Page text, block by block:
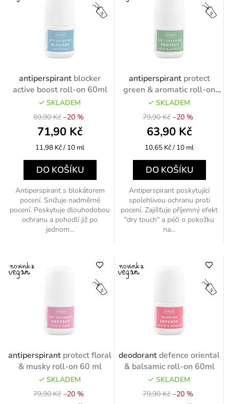
antiperspirant blocker
active boost roll-on 60ml
SKLADEM
89,90 Kč
71,90 Kč
–20 %
Měrná
11,98 Kč / 10 ml
DO KOŠÍKU
Antiperspirant s blokátorem
pocení. Snižuje nadměrné
pocení. Poskytuje dlouhodobou
ochranu a pohodlí již po
jednom...
antiperspirant protect
green & aromatic roll-on
60ml
SKLADEM
79,90 Kč
63,90 Kč
–20 %
Měrná
10,65 Kč / 10 ml
DO KOŠÍKU
Antiperspirant poskytující
spolehlivou ochranu proti
pocení. Zajišťuje příjemný efekt
"dry touch" a péči o pokožku
na...
antiperspirant protect floral
& musky roll-on 60 ml
SKLADEM
79,90 Kč –20 %
deodorantdefence oriental
& balsamic roll-on 60ml
SKLADEM
79,90 Kč –20 %